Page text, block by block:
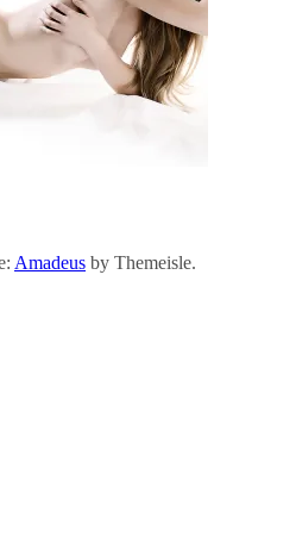
Amadeus by Themeisle.